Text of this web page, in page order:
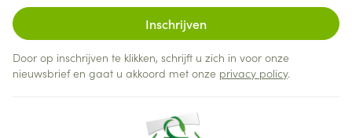
Inschrijven
Door op inschrijven te klikken, schrijft u zich in voor onze
nieuwsbrief en gaat u akkoord met onze privacy policy.